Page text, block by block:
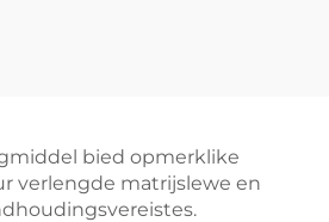
bied opmerklike
verlengde matrijslewe en